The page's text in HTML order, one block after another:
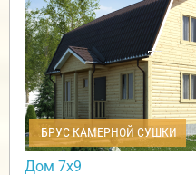
БРУС КАМЕРНОЙ СУШКИ
Дом 7х9